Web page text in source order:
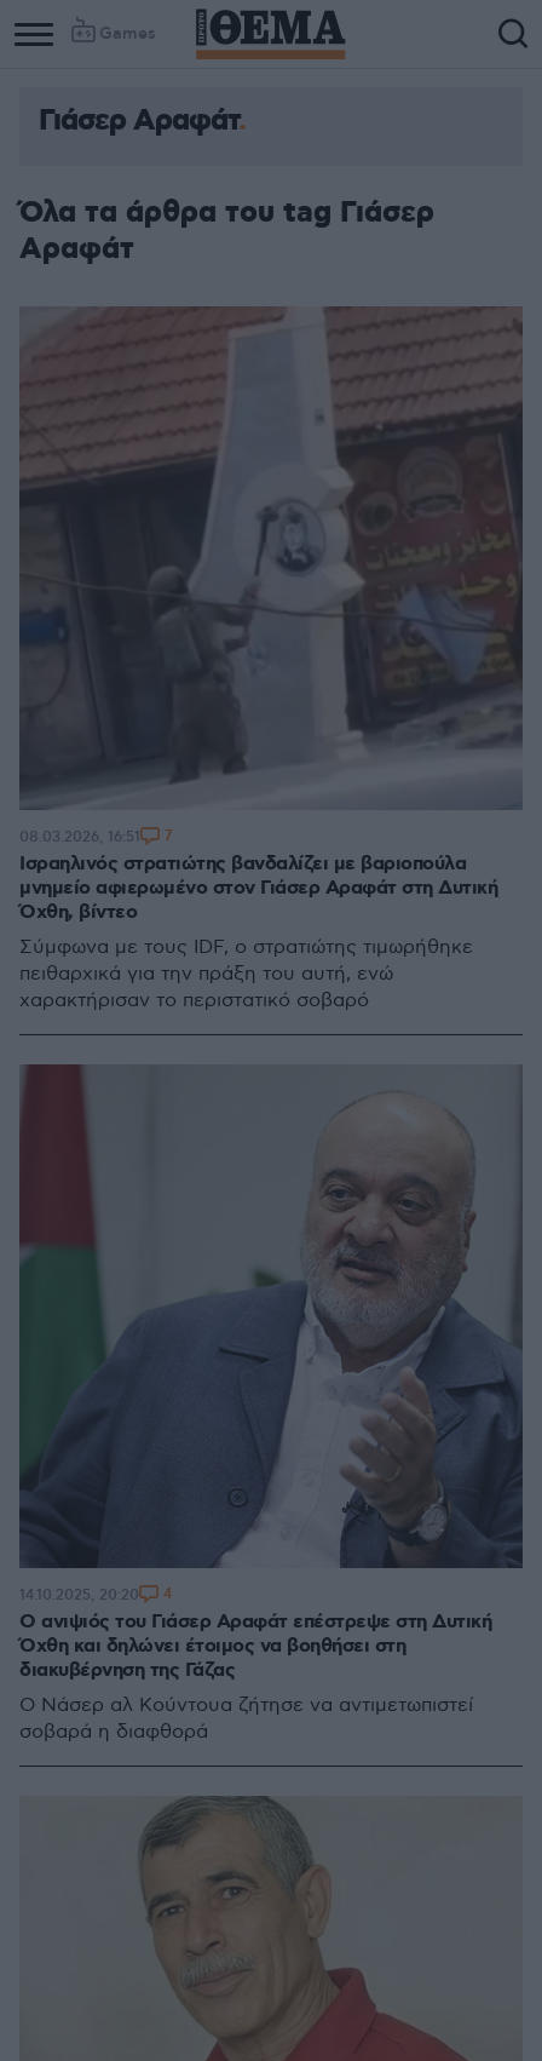
Games
Γιάσερ Αραφάτ
Όλα τα άρθρα του tag Γιάσερ
Αραφάτ
Ισραηλινός στρατιώτης βανδαλίζει με βαριοπούλα
μνημείο αφιερωμένο στον Γιάσερ Αραφάτ στη Δυτική
Όχθη, βίντεο
Σύμφωνα με τους IDF, ο στρατιώτης τιμωρήθηκε
πειθαρχικά για την πράξη του αυτή, ενώ
χαρακτήρισαν το περιστατικό σοβαρό
08.03.2026, 16:51 7
Ο ανιψιός του Γιάσερ Αραφάτ επέστρεψε στη Δυτική
Όχθη και δηλώνει έτοιμος να βοηθήσει στη
διακυβέρνηση της Γάζας
Ο Νάσερ αλ Κούντουα ζήτησε να αντιμετωπιστεί
σοβαρά η διαφθορά
14.10.2025, 20:20 4